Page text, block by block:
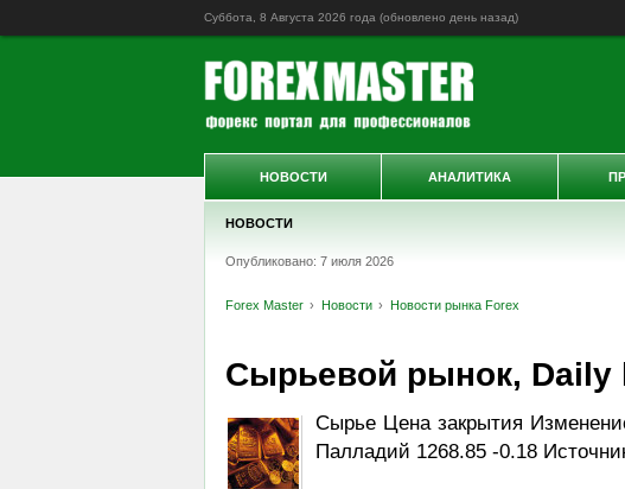
Суббота, 8 Августа 2026 года (обновлено день назад)
НОВОСТИ
Опубликовано: 7 июля 2026
Forex Master Новости Новости рынка Forex
Сырьевой рынок, Daily
Сырье Цена закрытия
Палладий 1268.85 -0.18
НОВОСТИ АНАЛИТИКА